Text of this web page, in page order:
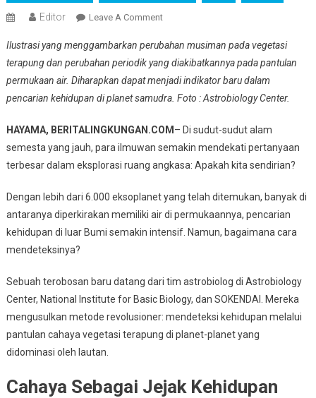
Editor Leave A CommentOn
Jejak
Hijau
Di
Planet
Mungkinkah
Kehidupan
Mengapung
Alam
Semesta?
Ilustrasi yang menggambarkan perubahan musiman pada vegetasi
terapung dan perubahan periodik yang diakibatkannya pada pantulan
permukaan air. Diharapkan dapat menjadi indikator baru dalam
pencarian kehidupan di planet samudra. Foto : Astrobiology Center.
HAYAMA, BERITALINGKUNGAN.COM– Di sudut-sudut alam
semesta yang jauh, para ilmuwan semakin mendekati pertanyaan
terbesar dalam eksplorasi ruang angkasa: Apakah kita sendirian?
Dengan lebih dari 6.000 eksoplanet yang telah ditemukan, banyak di
antaranya diperkirakan memiliki air di permukaannya, pencarian
kehidupan di luar Bumi semakin intensif. Namun, bagaimana cara
mendeteksinya?
Sebuah terobosan baru datang dari tim astrobiolog di Astrobiology
Center, National Institute for Basic Biology, dan SOKENDAI. Mereka
mengusulkan metode revolusioner: mendeteksi kehidupan melalui
pantulan cahaya vegetasi terapung di planet-planet yang
didominasi oleh lautan.
Cahaya Sebagai Jejak Kehidupan